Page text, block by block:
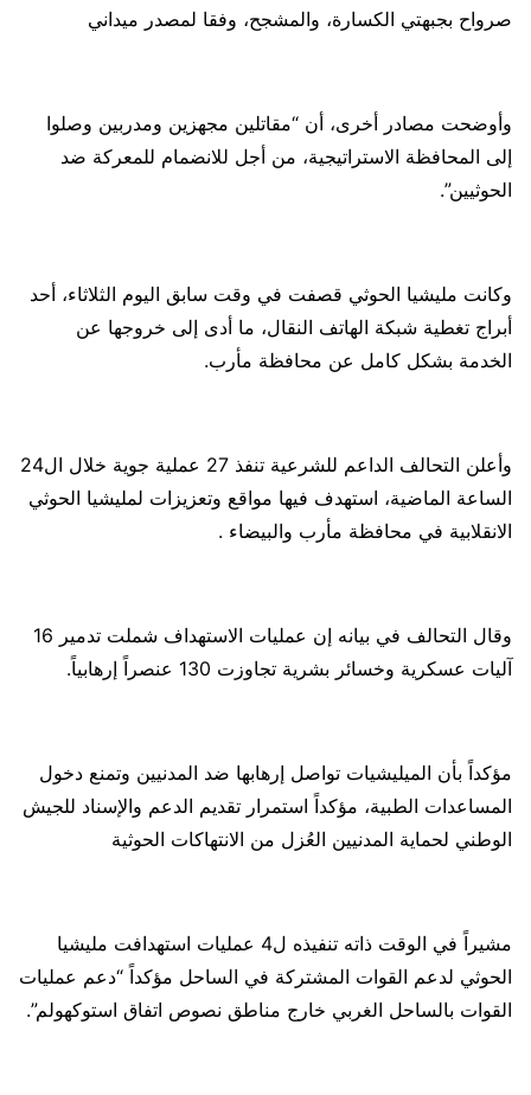
صرواح بجبهتي الكسارة، والمشجح، وفقا لمصدر ميداني
وأوضحت مصادر أخرى، أن “مقاتلين مجهزين ومدربين وصلوا
إلى المحافظة الاستراتيجية، من أجل للانضمام للمعركة ضد
الحوثيين”.
وكانت مليشيا الحوثي قصفت في وقت سابق اليوم الثلاثاء، أحد
أبراج تغطية شبكة الهاتف النقال، ما أدى إلى خروجها عن
الخدمة بشكل كامل عن محافظة مأرب.
وأعلن التحالف الداعم للشرعية تنفذ 27 عملية جوية خلال ال24
الساعة الماضية، استهدف فيها مواقع وتعزيزات لمليشيا الحوثي
الانقلابية في محافظة مأرب والبيضاء .
وقال التحالف في بيانه إن عمليات الاستهداف شملت تدمير 16
آليات عسكرية وخسائر بشرية تجاوزت 130 عنصراً إرهابياً.
مؤكداً بأن الميليشيات تواصل إرهابها ضد المدنيين وتمنع دخول
المساعدات الطبية، مؤكداً استمرار تقديم الدعم والإسناد للجيش
الوطني لحماية المدنيين العُزل من الانتهاكات الحوثية
مشيراً في الوقت ذاته تنفيذه ل4 عمليات استهدافت مليشيا
الحوثي لدعم القوات المشتركة في الساحل مؤكداً “دعم عمليات
القوات بالساحل الغربي خارج مناطق نصوص اتفاق استوكهولم”.